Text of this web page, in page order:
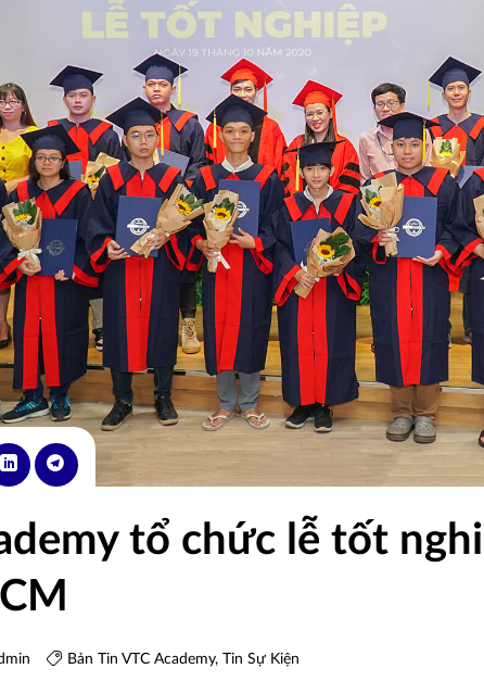
tổ chức lễ tốt
Bản Tin VTC Academy, Tin Sự Kiện